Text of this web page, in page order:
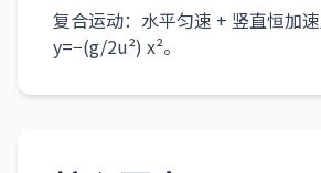
复合运动：水平匀速 + 竖直恒加
y=−(g/2u²) x²。